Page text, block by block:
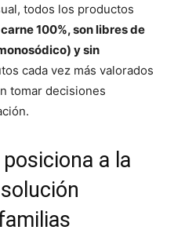
todos los productos
100%, son libres de
y sin
cada vez más valorados
tomar decisiones
posiciona a la